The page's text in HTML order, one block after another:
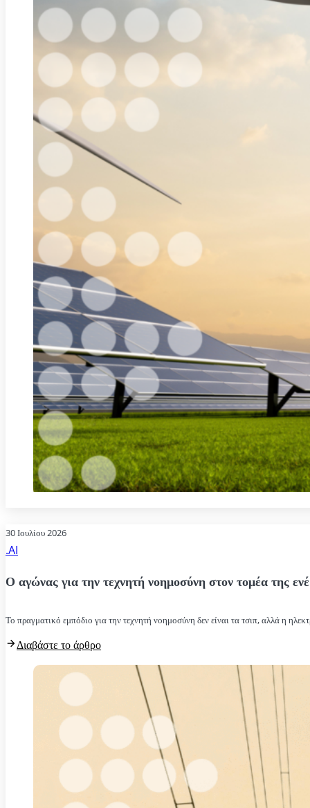
30 Ιουλίου 2026
.AI
Ο αγώνας για την τεχνητή νοημοσύνη στον τομέα της
Το πραγματικό εμπόδιο για την τεχνητή νοημοσύνη δεν είναι τα τσιπ, αλλά η
Διαβάστε το άρθρο